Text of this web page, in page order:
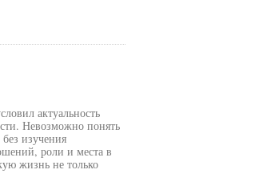
актуальность
Невозможно понять
изучения
роли и места в
жизнь не только